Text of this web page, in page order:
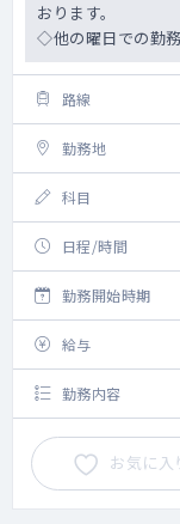
おります。
◇他の曜日での勤務
路線
勤務地
科目
日程/時間
勤務開始時期
給与
勤務内容
お気に入